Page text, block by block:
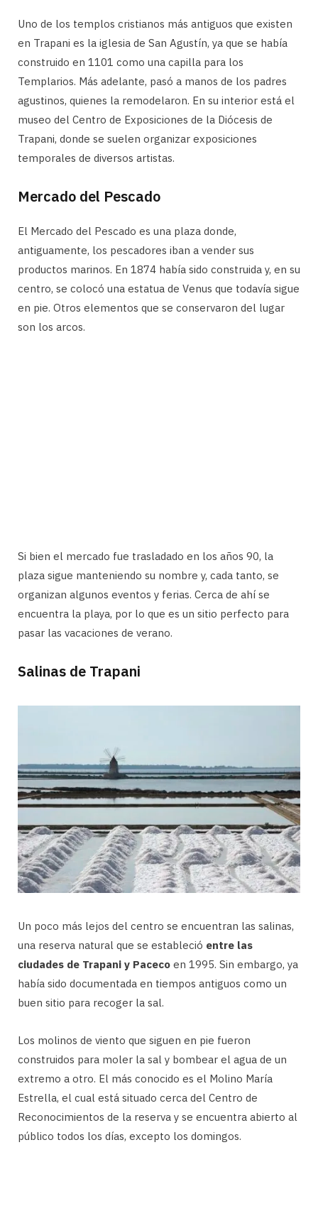
Uno de los templos cristianos más antiguos que existen
en Trapani es la iglesia de San Agustín, ya que se había
construido en 1101 como una capilla para los
Templarios. Más adelante, pasó a manos de los padres
agustinos, quienes la remodelaron. En su interior está el
museo del Centro de Exposiciones de la Diócesis de
Trapani, donde se suelen organizar exposiciones
temporales de diversos artistas.
Mercado del Pescado
El Mercado del Pescado es una plaza donde,
antiguamente, los pescadores iban a vender sus
productos marinos. En 1874 había sido construida y, en su
centro, se colocó una estatua de Venus que todavía sigue
en pie. Otros elementos que se conservaron del lugar
son los arcos.
Si bien el mercado fue trasladado en los años 90, la
plaza sigue manteniendo su nombre y, cada tanto, se
organizan algunos eventos y ferias. Cerca de ahí se
encuentra la playa, por lo que es un sitio perfecto para
pasar las vacaciones de verano.
Salinas de Trapani
Un poco más lejos del centro se encuentran las salinas,
una reserva natural que se estableció entre las
ciudades de Trapani y Paceco en 1995. Sin embargo, ya
había sido documentada en tiempos antiguos como un
buen sitio para recoger la sal.
Los molinos de viento que siguen en pie fueron
construidos para moler la sal y bombear el agua de un
extremo a otro. El más conocido es el Molino María
Estrella, el cual está situado cerca del Centro de
Reconocimientos de la reserva y se encuentra abierto al
público todos los días, excepto los domingos.